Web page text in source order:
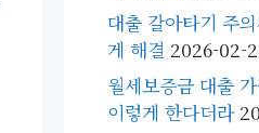
대출 갈아타기 주
게 해결 2026-02-
월세보증금 대출
이렇게 한다더라